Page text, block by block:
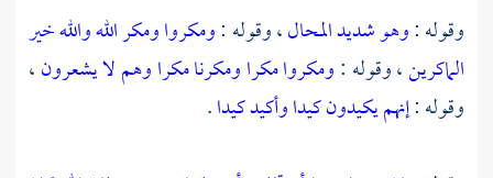
وقوله :وهو شديد المحال، وقوله :ومكروا ومكر الله والله خير
الماكرين، وقوله :ومكروا مكرا ومكرنا مكرا وهم لا يشعرون،
وقوله :إنهم يكيدون كيدا وأكيد كيدا.